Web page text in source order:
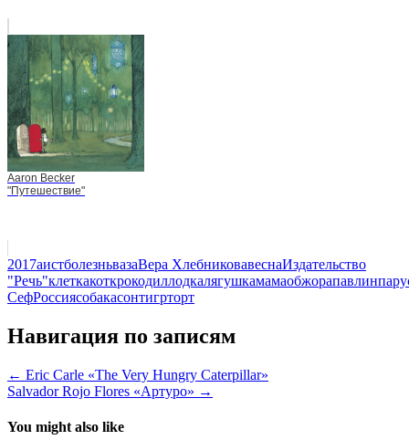
Aaron Becker
"Путешествие"
2017аистболезньвазаВера ХлебниковавеснаИздательство
"Речь"клеткакоткрокодиллодкалягушкамамаобжорапавлин
СефРоссиясобакасонтигрторт
Навигация по записям
← Eric Carle «The Very Hungry Caterpillar»
Salvador Rojo Flores «Артуро» →
You might also like